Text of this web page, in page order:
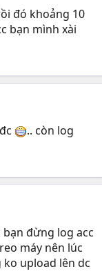
đó khoảng 10
bạn mình xài
.. còn log
đừng log acc
máy nên lúc
ko upload lên dc